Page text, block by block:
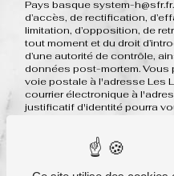
Pays basque system-
d’accès, de rectification,
limitation, d’opposition, de
tout moment et du droit
d’une autorité de contrôle,
données post-mortem. Vous
voie postale à l'adresse Les
courrier électronique à
justificatif d'identité pourra
conservons vos données
contact puis pendant la
probatoires et de gestion
de vous inscrire sur la liste
téléphonique, disponible à